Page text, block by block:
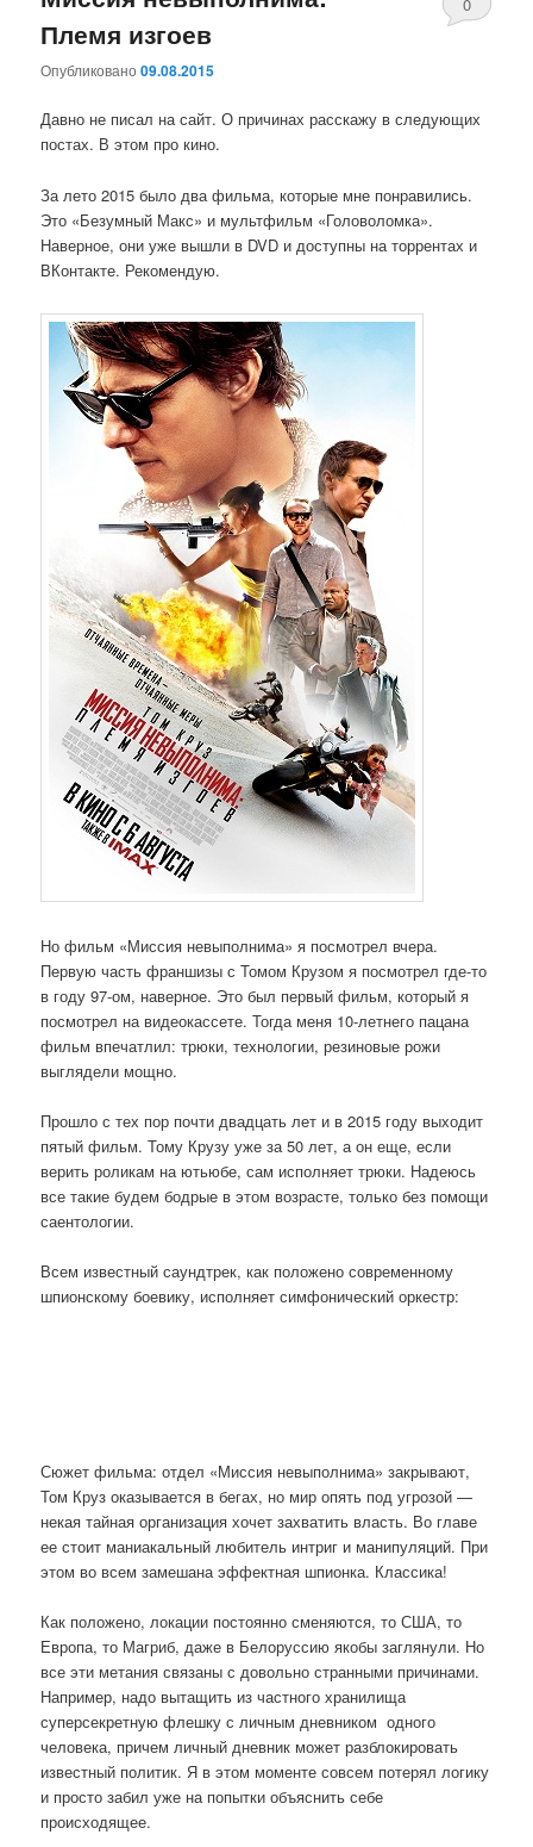
Племя изгоев
Опубликовано09.08.2015
0
Давно не писал на сайт. О причинах расскажу в следующих
постах. В этом про кино.
За лето 2015 было два фильма, которые мне понравились.
Это «Безумный Макс» и мультфильм «Головоломка».
Наверное, они уже вышли в DVD и доступны на торрентах и
ВКонтакте. Рекомендую.
Но фильм «Миссия невыполнима» я посмотрел вчера.
Первую часть франшизы с Томом Крузом я посмотрел где-то
в году 97-ом, наверное. Это был первый фильм, который я
посмотрел на видеокассете. Тогда меня 10-летнего пацана
фильм впечатлил: трюки, технологии, резиновые рожи
выглядели мощно.
Прошло с тех пор почти двадцать лет и в 2015 году выходит
пятый фильм. Тому Крузу уже за 50 лет, а он еще, если
верить роликам на ютьюбе, сам исполняет трюки. Надеюсь
все такие будем бодрые в этом возрасте, только без помощи
саентологии.
Всем известный саундтрек, как положено современному
шпионскому боевику, исполняет симфонический оркестр:
Сюжет фильма: отдел «Миссия невыполнима» закрывают,
Том Круз оказывается в бегах, но мир опять под угрозой —
некая тайная организация хочет захватить власть. Во главе
ее стоит маниакальный любитель интриг и манипуляций. При
этом во всем замешана эффектная шпионка. Классика!
Как положено, локации постоянно сменяются, то США, то
Европа, то Магриб, даже в Белоруссию якобы заглянули. Но
все эти метания связаны с довольно странными причинами.
Например, надо вытащить из частного хранилища
суперсекретную флешку с личным дневником одного
человека, причем личный дневник может разблокировать
известный политик. Я в этом моменте совсем потерял логику
и просто забил уже на попытки объяснить себе
происходящее.